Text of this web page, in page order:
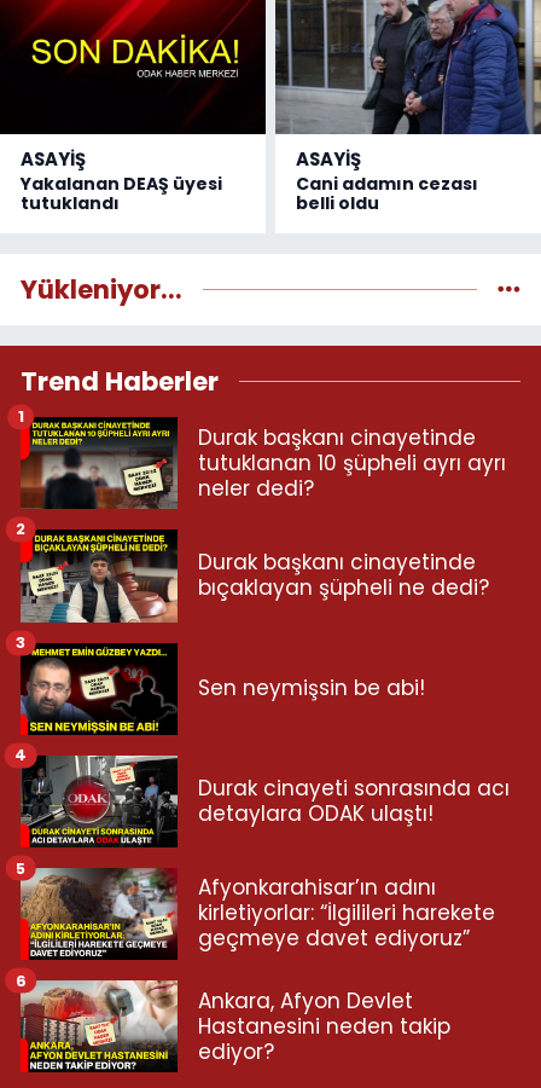
ASAYİŞ
Yakalanan DEAŞ üyesi
tutuklandı
ASAYİŞ
Cani adamın cezası
belli oldu
Yükleniyor...
Trend Haberler
Durak başkanı cinayetinde
tutuklanan 10 şüpheli ayrı ayrı
neler dedi?
1
Durak başkanı cinayetinde
bıçaklayan şüpheli ne dedi?
2
Sen neymişsin be abi!
3
Durak cinayeti sonrasında acı
detaylara ODAK ulaştı!
4
Afyonkarahisar’ın adını
kirletiyorlar: “İlgilileri harekete
geçmeye davet ediyoruz”
5
Ankara, Afyon Devlet
Hastanesini neden takip
ediyor?
6